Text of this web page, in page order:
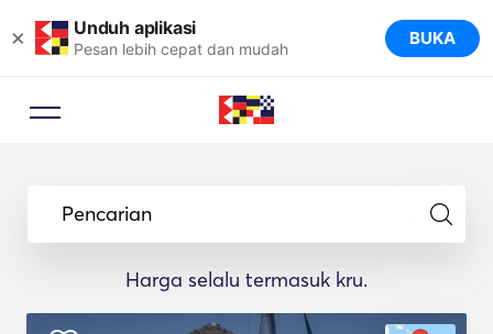
× Unduh aplikasi
Pesan lebih cepat dan mudah BUKA
Pencarian
Harga selalu termasuk kru.